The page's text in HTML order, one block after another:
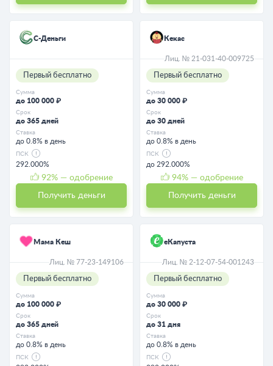
С-Деньги
Первый бесплатно
Сумма
до 100 000 ₽
Срок
до 365 дней
Ставка
до 0.8% в день
ПСК
292.000%
92% — одобрение
Получить деньги
Кекас
Лиц. № 21-031-40-009725
Первый бесплатно
Сумма
до 30 000 ₽
Срок
до 30 дней
Ставка
до 0.8% в день
ПСК
до 292.000%
94% — одобрение
Получить деньги
Мама Кеш
Лиц. № 77-23-149106
Первый бесплатно
Сумма
до 100 000 ₽
Срок
до 365 дней
Ставка
до 0.8% в день
ПСК
еКапуста
Лиц. № 2-12-07-54-001243
Первый бесплатно
Сумма
до 30 000 ₽
Срок
до 31 дня
Ставка
до 0.8% в день
ПСК